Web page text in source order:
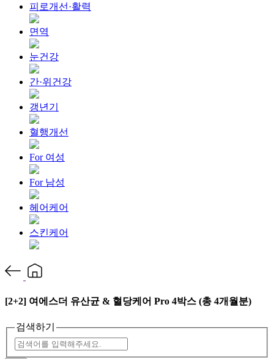
피로개선·활력
면역
눈건강
간·위건강
갱년기
혈행개선
For 여성
For 남성
헤어케어
스킨케어
[2+2] 여에스더 유산균 & 혈당케어 Pro 4박스 (총 4개월분)
검색하기